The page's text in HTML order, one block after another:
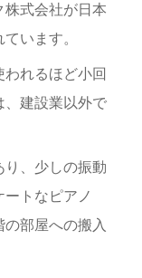
株式会社が日本
います。
れるほど小回
、建設業以外で
り、少しの振動
トなピアノ
部屋への搬入